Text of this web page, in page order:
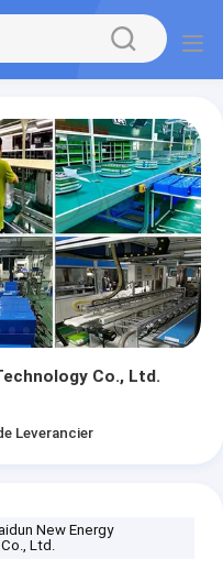
Co., Ltd.
Leverancier
New Energy
Ltd.